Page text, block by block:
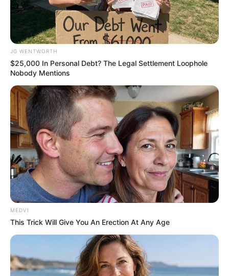
Japan's Oldest Doctors Say Memory Loss Isn't Age:
Just Stop Drinking These 3 Beverages
NEUROMIND PRO
JG WENTWORTH
$25,000 In Personal Debt? The Legal Settlement Loophole
Nobody Mentions
MEDVI
This Trick Will Give You An Erection At Any Age